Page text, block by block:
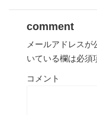
comment
メールアドレスが
いている欄は必須
コメント